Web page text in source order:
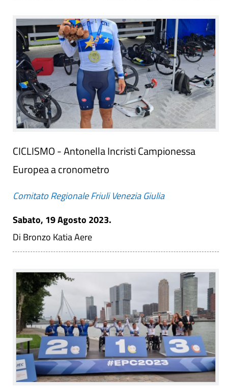
CICLISMO - Antonella Incristi Campionessa
Europea a cronometro
Comitato Regionale Friuli Venezia Giulia
Sabato, 19 Agosto 2023.
Di Bronzo Katia Aere